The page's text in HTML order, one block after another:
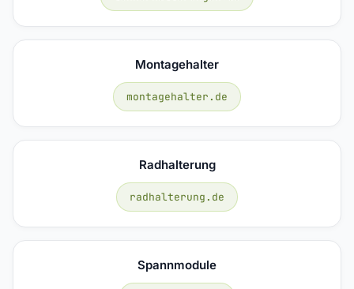
Montagehalter
montagehalter.de
Radhalterung
radhalterung.de
Spannmodule